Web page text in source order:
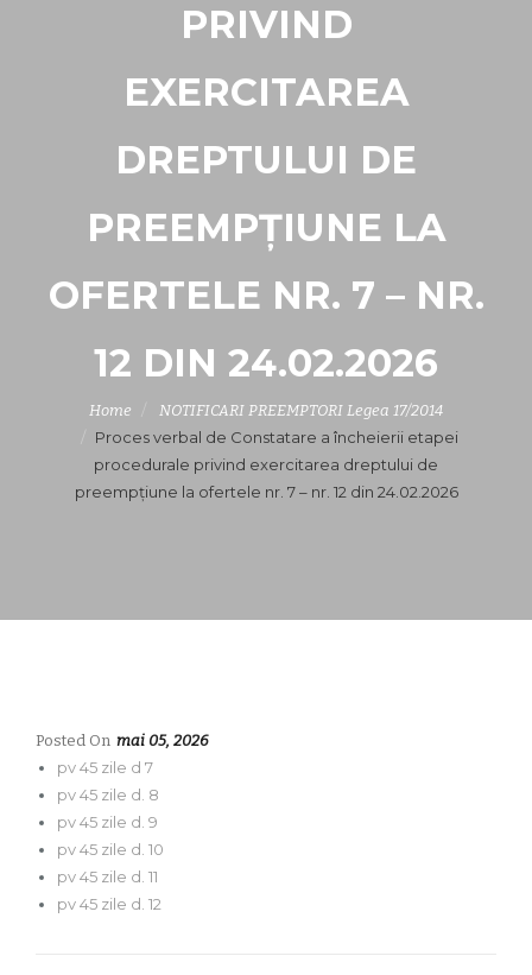
PRIVIND
EXERCITAREA
DREPTULUI DE
PREEMPȚIUNE LA
OFERTELE NR. 7 – NR.
12 DIN 24.02.2026
Home NOTIFICARI PREEMPTORI Legea 17/2014
Proces verbal de Constatare a încheierii etapei
procedurale privind exercitarea dreptului de
preempțiune la ofertele nr. 7 – nr. 12 din 24.02.2026
Posted On mai 05, 2026
pv 45 zile d 7
pv 45 zile d. 8
pv 45 zile d. 9
pv 45 zile d. 10
pv 45 zile d. 11
pv 45 zile d. 12